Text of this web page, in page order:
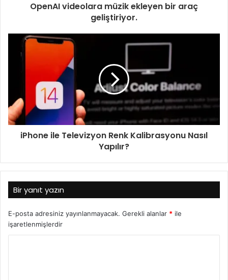
OpenAI videolara müzik ekleyen bir araç
geliştiriyor.
iPhone ile Televizyon Renk Kalibrasyonu Nasıl
Yapılır?
Bir yanıt yazın
E-posta adresiniz yayınlanmayacak. Gerekli alanlar * ile
işaretlenmişlerdir